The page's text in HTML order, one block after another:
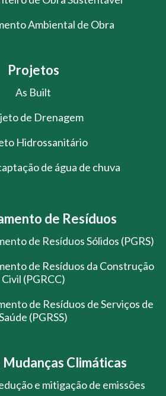
Ambiental de Obra
Projetos
As Built
de Drenagem
Hidrossanitário
de água de chuva
de Resíduos
de Resíduos Sólidos (PGRS)
de Resíduos da Construção
Civil (PGRCC)
de Resíduos de Serviços de
(PGRSS)
Climáticas
e mitigação de emissões